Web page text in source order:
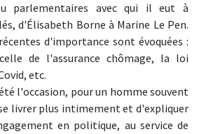
parlementaires avec qui il eut à
d'Élisabeth Borne à Marine Le Pen.
d'importance sont évoquées :
de l'assurance chômage, la loi
etc.
l'occasion, pour un homme souvent
livrer plus intimement et d'expliquer
en politique, au service de